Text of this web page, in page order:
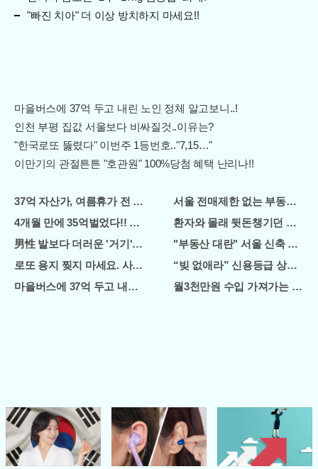
"빠진 치아" 더 이상 방치하지 마세요!!
마을버스에 37억 두고 내린 노인 정체 알고보니..!
인천 부평 집값 서울보다 비싸질것..이유는?
"한국로또 뚫렸다" 이번주 1등번호.."7,15…"
이만기의 관절튼튼 "호관원" 100%당첨 혜택 난리나!!
37억 자산가, 여름휴가 전 "이종목" 매수해라!! 한달
4개월 만에 35억벌었다!! 주식, 순매도 1위종목..."충격"
男性 발보다 더러운 '거기', 세균지수 확인해보니..충격!
로또 용지 찢지 마세요. 사람들이 모르는 3가지!!
마을버스에 37억 두고 내린 노인 정체 알고보니..!
서울 전매제한 없는 부동산 나
환자와 몰래 뒷돈챙기던 간호
"부동산 대란" 서울 신축 아파
“빚 없애라” 신용등급 상관없
월3천만원 수입 가져가는 '이